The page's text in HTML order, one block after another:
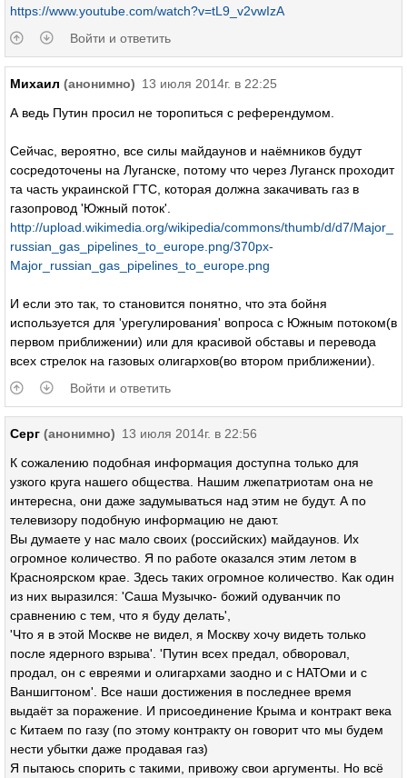
https://www.youtube.com/watch?v=tL9_v2vwIzA
Войти и ответить
Михаил (анонимно) 13 июля 2014г. в 22:25
А ведь Путин просил не торопиться с референдумом.
Сейчас, вероятно, все силы майдаунов и наёмников будут
сосредоточены на Луганске, потому что через Луганск проходит
та часть украинской ГТС, которая должна закачивать газ в
газопровод 'Южный поток'.
http://upload.wikimedia.org/wikipedia/commons/thumb/d/d7/Major_
russian_gas_pipelines_to_europe.png/370px-
Major_russian_gas_pipelines_to_europe.png
И если это так, то становится понятно, что эта бойня
используется для 'урегулирования' вопроса с Южным потоком(в
первом приближении) или для красивой обставы и перевода
всех стрелок на газовых олигархов(во втором приближении).
Войти и ответить
Серг (анонимно) 13 июля 2014г. в 22:56
К сожалению подобная информация доступна только для
узкого круга нашего общества. Нашим лжепатриотам она не
интересна, они даже задумываться над этим не будут. А по
телевизору подобную информацию не дают.
Вы думаете у нас мало своих (российских) майдаунов. Их
огромное количество. Я по работе оказался этим летом в
Красноярском крае. Здесь таких огромное количество. Как один
из них выразился: 'Саша Музычко- божий одуванчик по
сравнению с тем, что я буду делать',
'Что я в этой Москве не видел, я Москву хочу видеть только
после ядерного взрыва'. 'Путин всех предал, обворовал,
продал, он с евреями и олигархами заодно и с НАТОми и с
Ваншигтоном'. Все наши достижения в последнее время
выдаёт за поражение. И присоединение Крыма и контракт века
с Китаем по газу (по этому контракту он говорит что мы будем
нести убытки даже продавая газ)
Я пытаюсь спорить с такими, привожу свои аргументы. Но всё